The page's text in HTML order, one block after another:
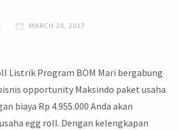
MARCH 20, 2017
Listrik Program BOM Mari bergabung
opportunity Maksindo paket usaha
biaya Rp 4.955.000 Anda akan
egg roll. Dengan kelengkapan